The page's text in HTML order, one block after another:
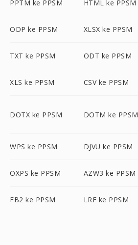
PPTM ke PPSM HTML ke PPSM
ODP ke PPSM XLSX ke PPSM
TXT ke PPSM ODT ke PPSM
XLS ke PPSM CSV ke PPSM
DOTX ke PPSM DOTM ke PPSM
WPS ke PPSM DJVU ke PPSM
OXPS ke PPSM AZW3 ke PPSM
FB2 ke PPSM LRF ke PPSM